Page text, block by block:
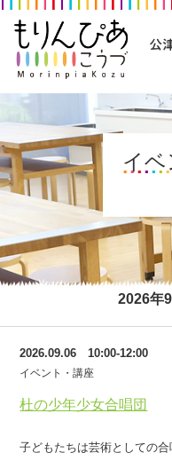
イベ
2026年
杜の少年少女合唱団
2026.09.06 10:00-12:00
イベント・講座
子どもたちは芸術としての合